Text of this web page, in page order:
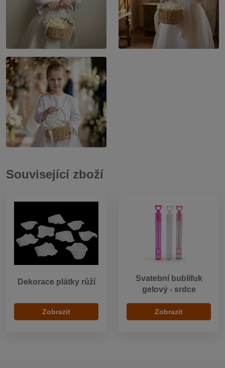
Související zboží
Dekorace plátky růží
Zobrazit
Svatební bublifuk
gelový - srdce
Zobrazit